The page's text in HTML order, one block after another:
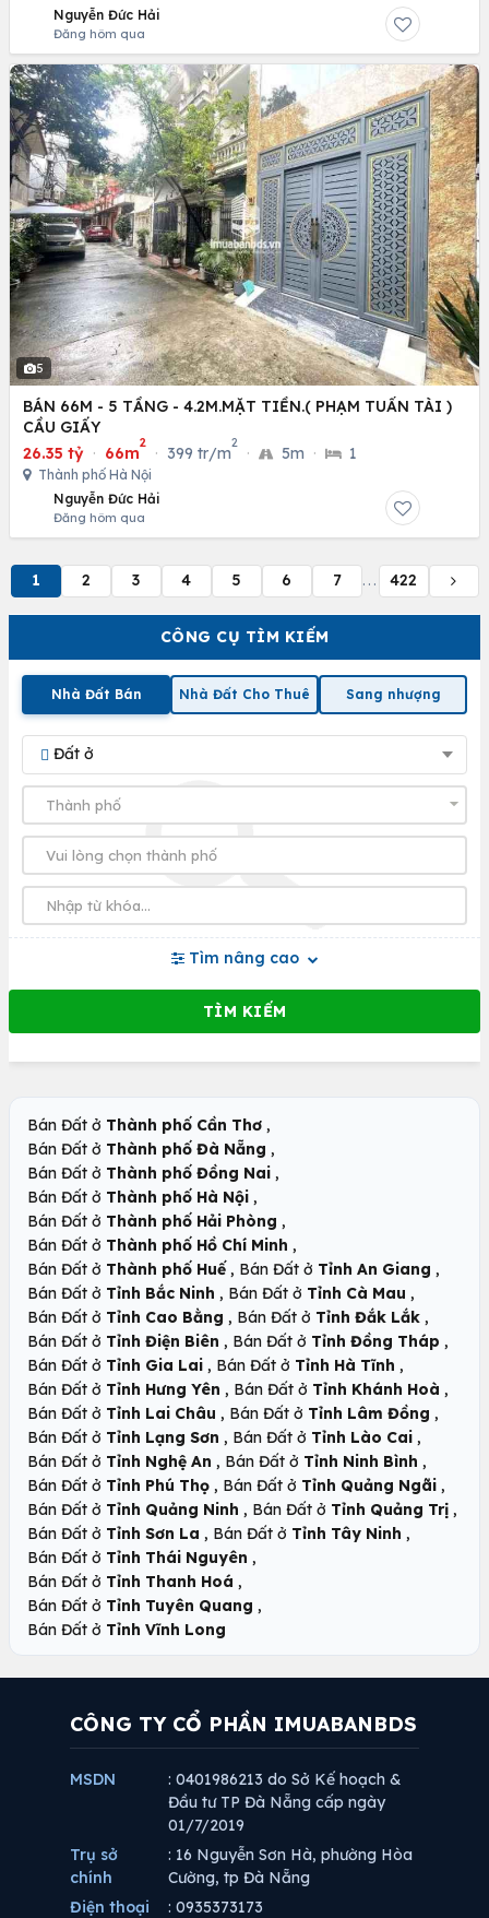
CÔNG CỤ TÌM KIẾM
Nhà Đất Bán Nhà Đất Cho Thuê Sang nhượng
Đất ở
Tìm nâng cao
Nguyễn Đức Hải
Đăng hôm qua
5
BÁN 66M - 5 TẦNG - 4.2M.MẶT TIỀN.( PHẠM TUẤN TÀI )
CẦU GIẤY
26.35 tỷ · 66m
2
· 399 tr/m
2
· 5m · 1
Thành phố Hà Nội
Nguyễn Đức Hải
Đăng hôm qua
1 2 3 4 5 6 7 ... 422
Bán Đất ở Thành phố Cần Thơ ,
Bán Đất ở Thành phố Đà Nẵng ,
Bán Đất ở Thành phố Đồng Nai ,
Bán Đất ở Thành phố Hà Nội ,
Bán Đất ở Thành phố Hải Phòng ,
Bán Đất ở Thành phố Hồ Chí Minh ,
Bán Đất ở Thành phố Huế , Bán Đất ở Tỉnh An Giang ,
Bán Đất ở Tỉnh Bắc Ninh , Bán Đất ở Tỉnh Cà Mau ,
Bán Đất ở Tỉnh Cao Bằng , Bán Đất ở Tỉnh Đắk Lắk ,
Bán Đất ở Tỉnh Điện Biên , Bán Đất ở Tỉnh Đồng Tháp ,
Bán Đất ở Tỉnh Gia Lai , Bán Đất ở Tỉnh Hà Tĩnh ,
Bán Đất ở Tỉnh Hưng Yên , Bán Đất ở Tỉnh Khánh Hoà ,
Bán Đất ở Tỉnh Lai Châu , Bán Đất ở Tỉnh Lâm Đồng ,
Bán Đất ở Tỉnh Lạng Sơn , Bán Đất ở Tỉnh Lào Cai ,
Bán Đất ở Tỉnh Nghệ An , Bán Đất ở Tỉnh Ninh Bình ,
Bán Đất ở Tỉnh Phú Thọ , Bán Đất ở Tỉnh Quảng Ngãi ,
Bán Đất ở Tỉnh Quảng Ninh , Bán Đất ở Tỉnh Quảng Trị ,
Bán Đất ở Tỉnh Sơn La , Bán Đất ở Tỉnh Tây Ninh ,
Bán Đất ở Tỉnh Thái Nguyên ,
Bán Đất ở Tỉnh Thanh Hoá ,
Bán Đất ở Tỉnh Tuyên Quang ,
Bán Đất ở Tỉnh Vĩnh Long
CÔNG TY CỔ PHẦN IMUABANBDS
MSDN
: 0401986213 do Sở Kế hoạch &
Đầu tư TP Đà Nẵng cấp ngày
01/7/2019
Trụ sở
chính
: 16 Nguyễn Sơn Hà, phường Hòa
Cường, tp Đà Nẵng
Điện thoại
: 0935373173